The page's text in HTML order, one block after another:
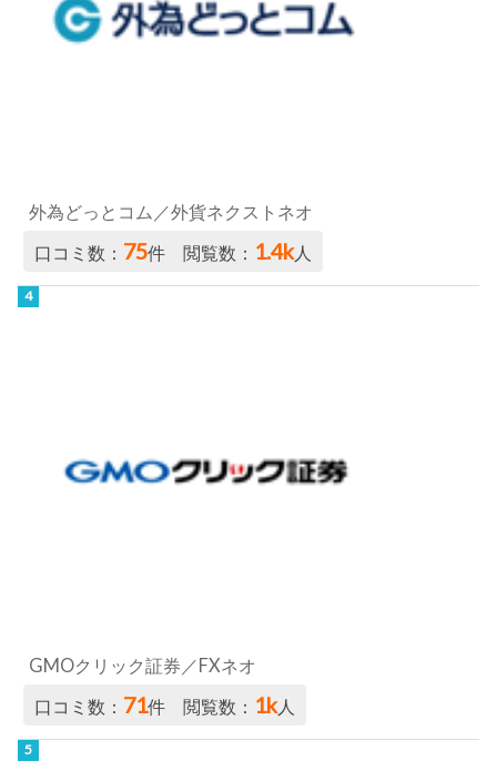
外為どっとコム／外貨ネクストネオ
口コミ数： 75件 閲覧数： 1.4k人
GMOクリック証券／FXネオ
口コミ数： 71件 閲覧数： 1k人